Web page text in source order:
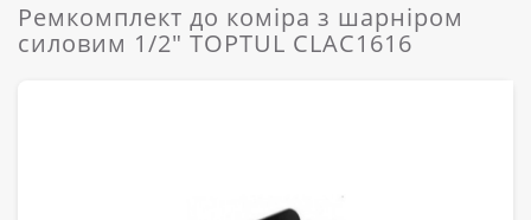
Ремкомплект до коміра з шарніром
силовим 1/2" TOPTUL CLAC1616